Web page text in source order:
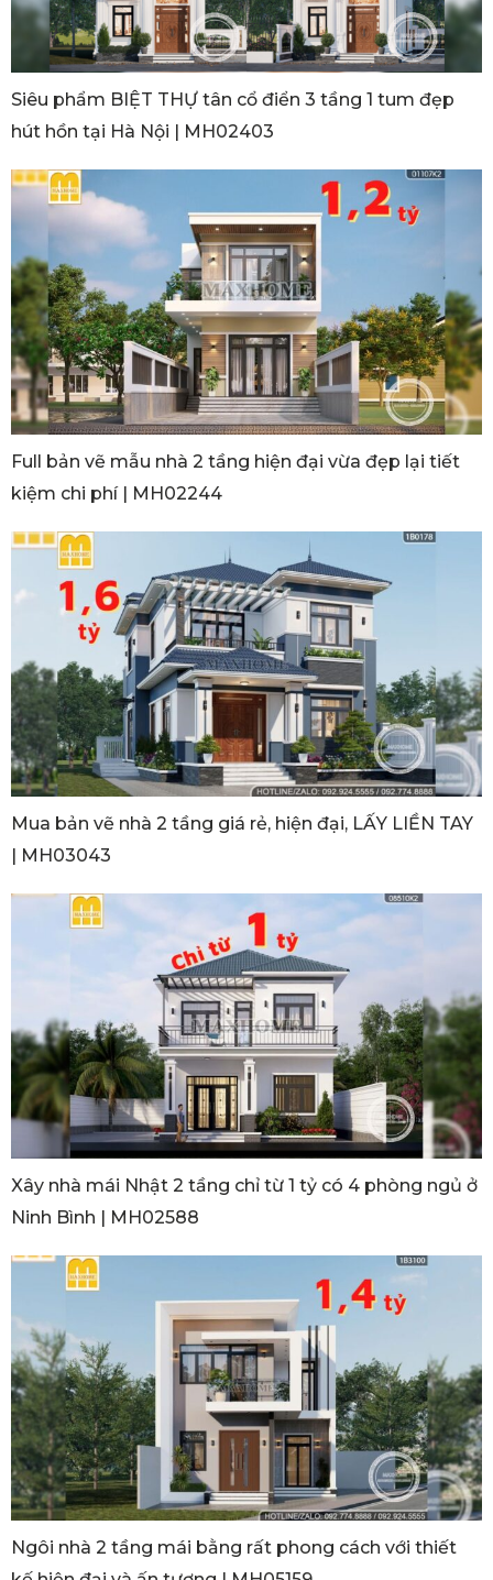
Siêu phẩm BIỆT THỰ tân cổ điển 3 tầng 1 tum đẹp
hút hồn tại Hà Nội | MH02403
Full bản vẽ mẫu nhà 2 tầng hiện đại vừa đẹp lại tiết
kiệm chi phí | MH02244
Mua bản vẽ nhà 2 tầng giá rẻ, hiện đại, LẤY LIỀN TAY
| MH03043
Xây nhà mái Nhật 2 tầng chỉ từ 1 tỷ có 4 phòng ngủ ở
Ninh Bình | MH02588
Ngôi nhà 2 tầng mái bằng rất phong cách với thiết